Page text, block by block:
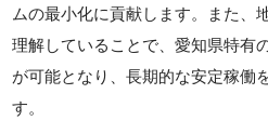
ムの最小化に貢献します。また、
理解していることで、愛知県特有
が可能となり、長期的な安定稼働
す。